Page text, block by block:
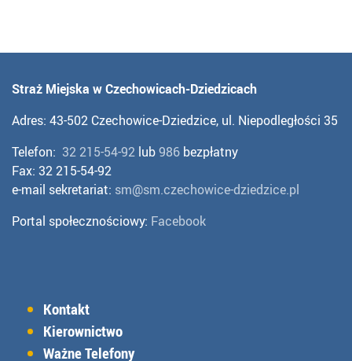
Straż Miejska w Czechowicach-Dziedzicach
Adres: 43-502 Czechowice-Dziedzice, ul. Niepodległości 35
Telefon: 32 215-54-92 lub986 bezpłatny
Fax: 32 215-54-92
e-mail sekretariat: sm@sm.czechowice-dziedzice.pl
Portal społecznościowy: Facebook
Kontakt
Kierownictwo
Ważne Telefony